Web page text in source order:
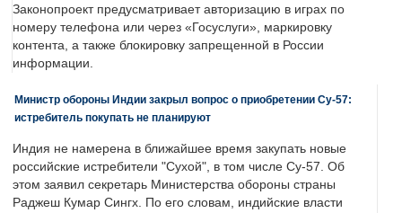
Законопроект предусматривает авторизацию в играх по
номеру телефона или через «Госуслуги», маркировку
контента, а также блокировку запрещенной в России
информации.
Министр обороны Индии закрыл вопрос о приобретении Су-57:
истребитель покупать не планируют
Индия не намерена в ближайшее время закупать новые
российские истребители "Сухой", в том числе Су-57. Об
этом заявил секретарь Министерства обороны страны
Раджеш Кумар Сингх. По его словам, индийские власти